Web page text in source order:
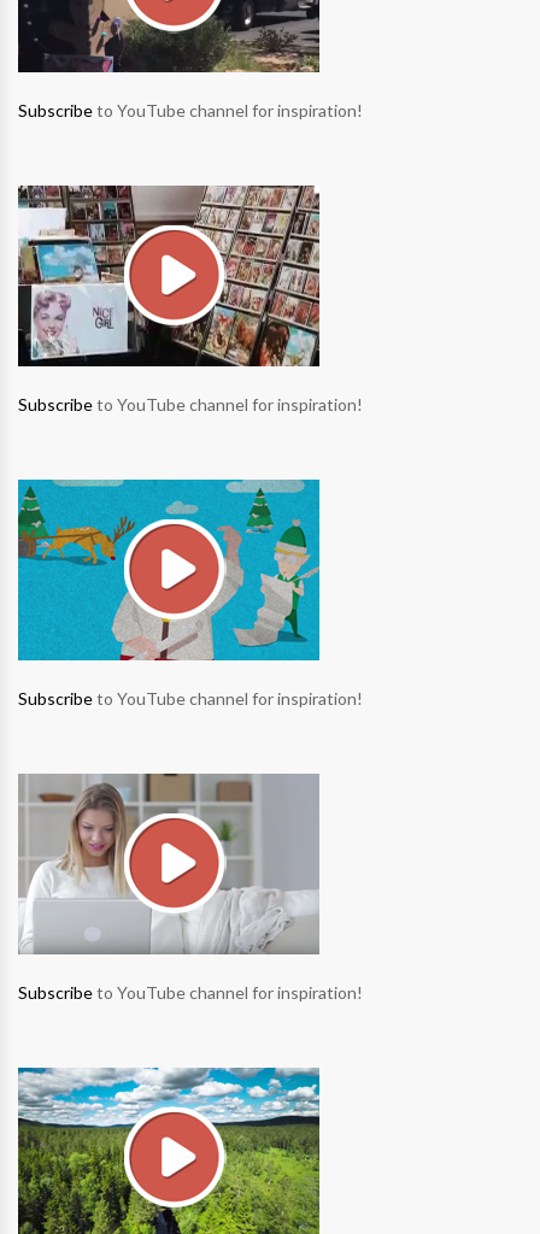
Subscribeto YouTube channel for inspiration!
Subscribeto YouTube channel for inspiration!
Subscribeto YouTube channel for inspiration!
Subscribeto YouTube channel for inspiration!